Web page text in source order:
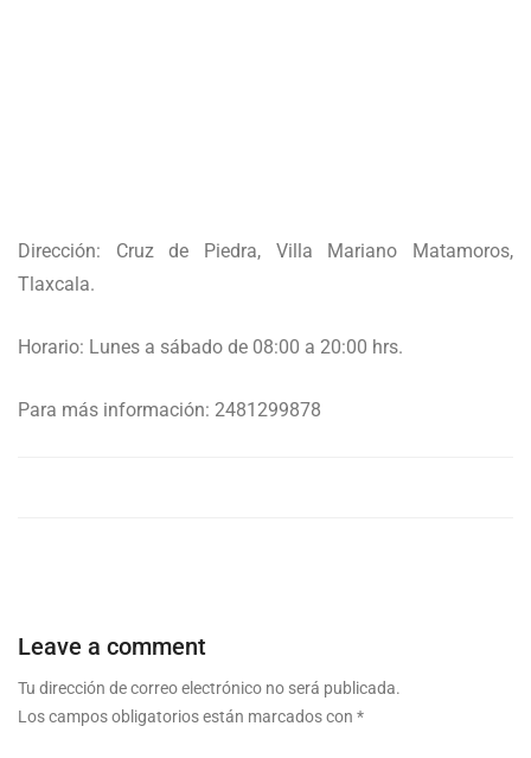
Dirección: Cruz de Piedra, Villa Mariano Matamoros,
Tlaxcala.
Horario: Lunes a sábado de 08:00 a 20:00 hrs.
Para más información: 2481299878
Leave a comment
Tu dirección de correo electrónico no será publicada.
Los campos obligatorios están marcados con *